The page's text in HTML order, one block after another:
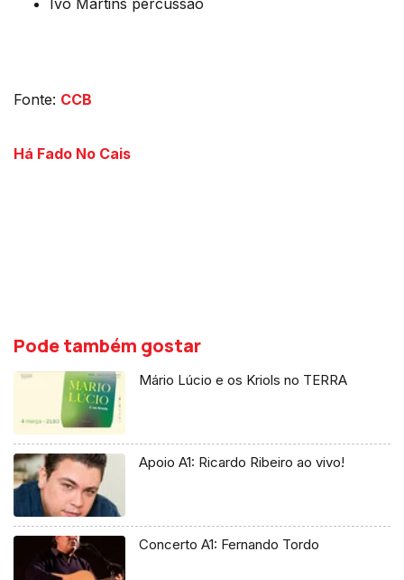
Ivo Martins percussão
Fonte: CCB
Há Fado No Cais
Pode também gostar
Mário Lúcio e os Kriols no TERRA
Apoio A1: Ricardo Ribeiro ao vivo!
Concerto A1: Fernando Tordo